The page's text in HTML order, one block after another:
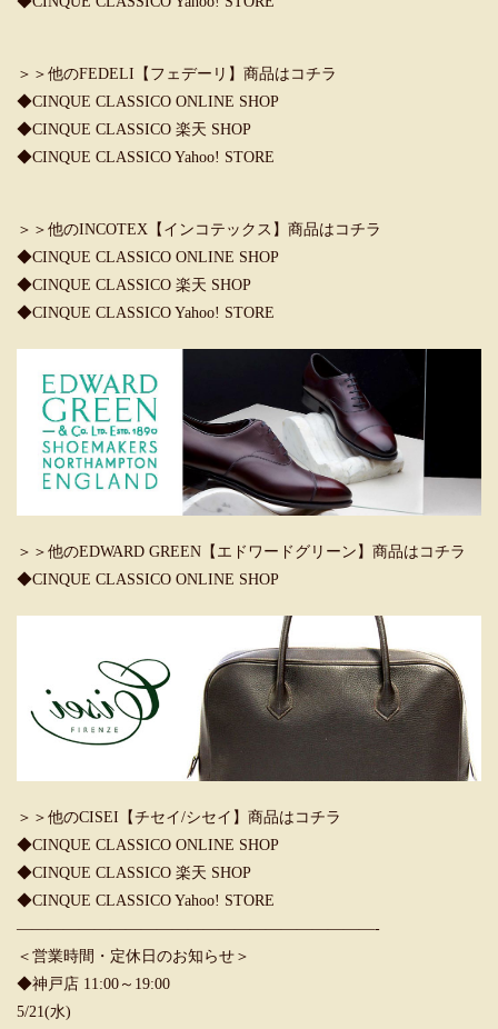
＞＞他のFEDELI【フェデーリ】商品はコチラ
◆CINQUE CLASSICO ONLINE SHOP
◆CINQUE CLASSICO 楽天 SHOP
◆CINQUE CLASSICO Yahoo! STORE
＞＞他のINCOTEX【インコテックス】商品はコチラ
◆CINQUE CLASSICO ONLINE SHOP
◆CINQUE CLASSICO 楽天 SHOP
◆CINQUE CLASSICO Yahoo! STORE
＞＞他のEDWARD GREEN【エドワードグリーン】商品はコチラ
◆CINQUE CLASSICO ONLINE SHOP
＞＞他のCISEI【チセイ/シセイ】商品はコチラ
◆CINQUE CLASSICO ONLINE SHOP
◆CINQUE CLASSICO 楽天 SHOP
◆CINQUE CLASSICO Yahoo! STORE
———————————————————————-
＜営業時間・定休日のお知らせ＞
◆神戸店 11:00～19:00
5/21(水)